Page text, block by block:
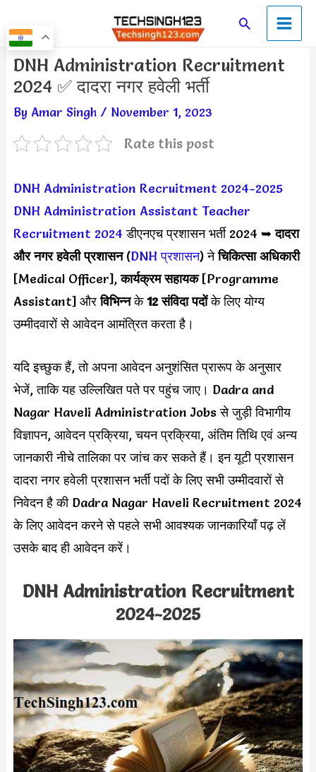
to
content
SearchMain
Menu
DNH Administration Recruitment
2024 ✅ दादरा नगर हवेली भर्ती
By Amar Singh / November 1, 2023
Rate this post
DNH Administration Recruitment 2024-2025
DNH Administration Assistant Teacher
Recruitment 2024 डीएनएच प्रशासन भर्ती 2024 ➥दादरा
और नगर हवेली प्रशासन(DNH प्रशासन) नेचिकित्सा अधिकारी
[Medical Officer],कार्यक्रम सहायक[Programme
Assistant] औरविभिन्नके12 संविदा पदोंके लिए योग्य
उम्मीदवारों से आवेदन आमंत्रित करता है।
यदि इच्छुक हैं, तो अपना आवेदन अनुशंसित प्रारूप के अनुसार
भेजें, ताकि यह उल्लिखित पते पर पहुंच जाए। Dadra and
Nagar Haveli Administration Jobs से जुड़ी विभागीय
विज्ञापन, आवेदन प्रक्रिया, चयन प्रक्रिया, अंतिम तिथि एवं अन्य
जानकारी नीचे तालिका पर जांच कर सकते हैं। इन यूटी प्रशासन
दादरा नगर हवेली प्रशासन भर्ती पदों के लिए सभी उम्मीदवारों से
निवेदन है की Dadra Nagar Haveli Recruitment 2024
के लिए आवेदन करने से पहले सभी आवश्यक जानकारियाँ पढ़ लें
उसके बाद ही आवेदन करें।
DNH Administration Recruitment
2024-2025
Post
navigation